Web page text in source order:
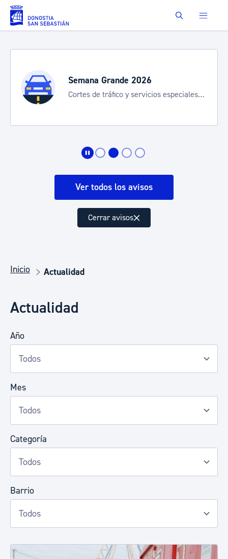
Saltar al contenido principal Buscar
Semana Grande 2026
Cortes de tráfico y servicios especiales
Ver todos los avisos
Cerrar avisos
Inicio Actualidad
Actualidad
Año
Mes
Categoría
Barrio